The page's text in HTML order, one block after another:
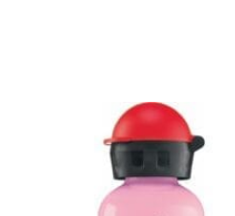
Původní
cena
byla:
569 Kč.
Aktuální
cena
je:
309 Kč.